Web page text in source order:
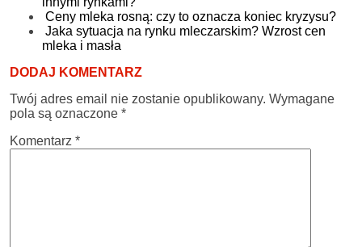
Ceny mleka rosną: czy to oznacza koniec kryzysu?
Jaka sytuacja na rynku mleczarskim? Wzrost cen
mleka i masła
DODAJ KOMENTARZ
Twój adres email nie zostanie opublikowany. Wymagane
pola są oznaczone *
Komentarz *